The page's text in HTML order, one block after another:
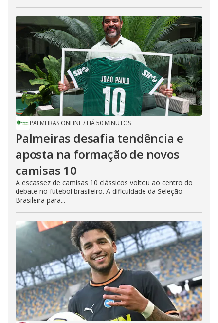
PALMEIRAS ONLINE/ HÁ 50 MINUTOS
Palmeiras desafia tendência e
aposta na formação de novos
camisas 10
A escassez de camisas 10 clássicos voltou ao centro do
debate no futebol brasileiro. A dificuldade da Seleção
Brasileira para...